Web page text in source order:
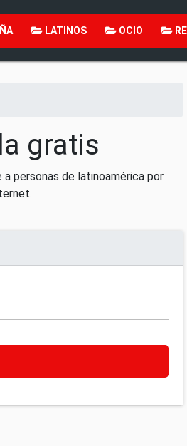
LATINOS OCIO
gratis
personas de latinoamérica por